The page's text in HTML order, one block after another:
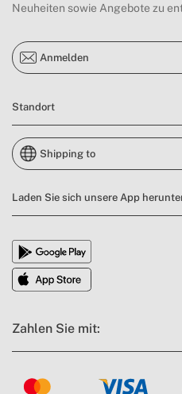
Neuheiten sowie Angebote zu
Anmelden
Standort
Shipping to
Laden Sie sich unsere App
Zahlen Sie mit: